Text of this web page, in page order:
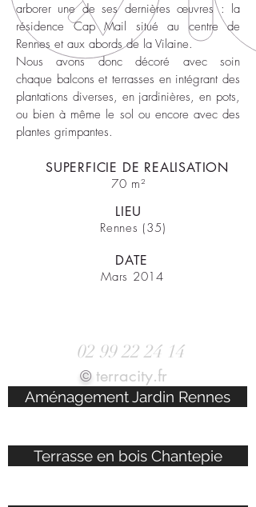
arborer une de ses dernières œuvres : la
résidence Cap Mail situé au centre de
Rennes et aux abords de la Vilaine.
Nous avons donc décoré avec soin
chaque balcons et terrasses en intégrant des
plantations diverses, en jardinières, en pots,
ou bien à même le sol ou encore avec des
plantes grimpantes.
SUPERFICIE DE REALISATION
70 m²
LIEU
Rennes (35)
DATE
Mars 2014
02 99 22 24 14
© terracity.fr
Aménagement Jardin Rennes
Terrasse en bois Chantepie